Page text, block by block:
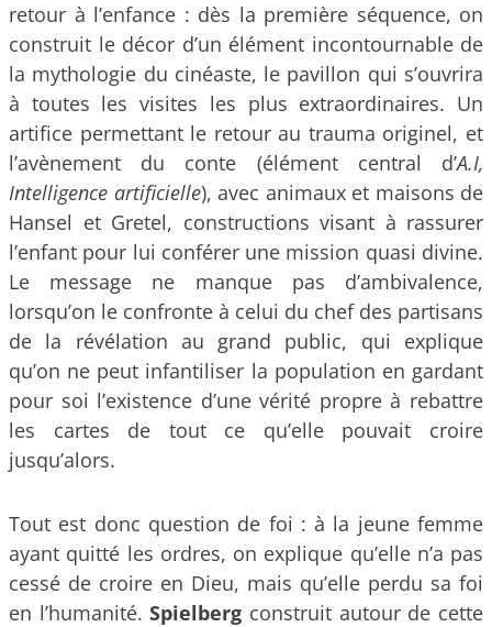
retour à l’enfance : dès la première séquence, on
construit le décor d’un élément incontournable de
la mythologie du cinéaste, le pavillon qui s’ouvrira
à toutes les visites les plus extraordinaires. Un
artifice permettant le retour au trauma originel, et
l’avènement du conte (élément central d’A.I,
Intelligence artificielle), avec animaux et maisons de
Hansel et Gretel, constructions visant à rassurer
l’enfant pour lui conférer une mission quasi divine.
Le message ne manque pas d’ambivalence,
lorsqu’on le confronte à celui du chef des partisans
de la révélation au grand public, qui explique
qu’on ne peut infantiliser la population en gardant
pour soi l’existence d’une vérité propre à rebattre
les cartes de tout ce qu’elle pouvait croire
jusqu’alors.
Tout est donc question de foi : à la jeune femme
ayant quitté les ordres, on explique qu’elle n’a pas
cessé de croire en Dieu, mais qu’elle perdu sa foi
en l’humanité.Spielberg construit autour de cette